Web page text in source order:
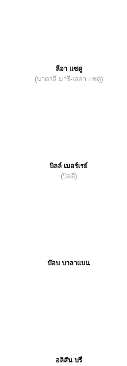
ลีอา แซดู
(นาตาลี มารี-เลอา แซดู)
บิลล์ เมอร์เรย์
(บิลลี่)
บ๊อบ บาลาแบน
อลิสัน บรี